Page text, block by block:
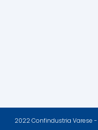
2022 Confindustria Varese -